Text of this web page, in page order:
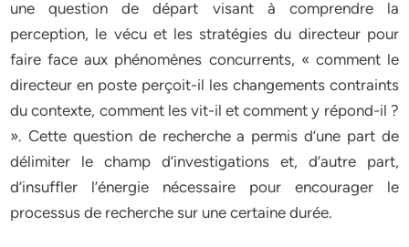
une question de départ visant à comprendre la
perception, le vécu et les stratégies du directeur pour
faire face aux phénomènes concurrents, « comment le
directeur en poste perçoit-il les changements contraints
du contexte, comment les vit-il et comment y répond-il ?
». Cette question de recherche a permis d’une part de
délimiter le champ d’investigations et, d’autre part,
d’insuffler l’énergie nécessaire pour encourager le
processus de recherche sur une certaine durée.